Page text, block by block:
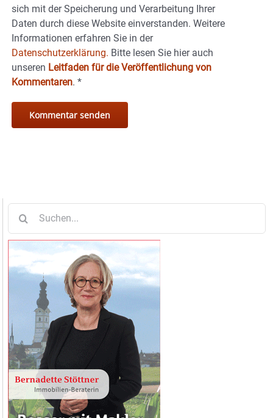
sich mit der Speicherung und Verarbeitung Ihrer
Daten durch diese Website einverstanden. Weitere
Informationen erfahren Sie in der
Datenschutzerklärung. Bitte lesen Sie hier auch
unseren Leitfaden für die Veröffentlichung von
Kommentaren. *
nach: